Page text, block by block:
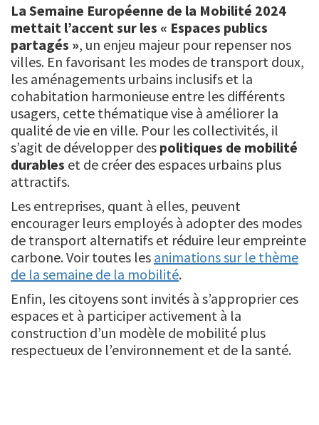
La Semaine Européenne de la Mobilité 2024
mettait l’accent sur les « Espaces publics
partagés », un enjeu majeur pour repenser nos
villes. En favorisant les modes de transport doux,
les aménagements urbains inclusifs et la
cohabitation harmonieuse entre les différents
usagers, cette thématique vise à améliorer la
qualité de vie en ville. Pour les collectivités, il
s’agit de développer des politiques de mobilité
durables et de créer des espaces urbains plus
attractifs.
Les entreprises, quant à elles, peuvent
encourager leurs employés à adopter des modes
de transport alternatifs et réduire leur empreinte
carbone. Voir toutes les animations sur le thème
de la semaine de la mobilité.
Enfin, les citoyens sont invités à s’approprier ces
espaces et à participer activement à la
construction d’un modèle de mobilité plus
respectueux de l’environnement et de la santé.